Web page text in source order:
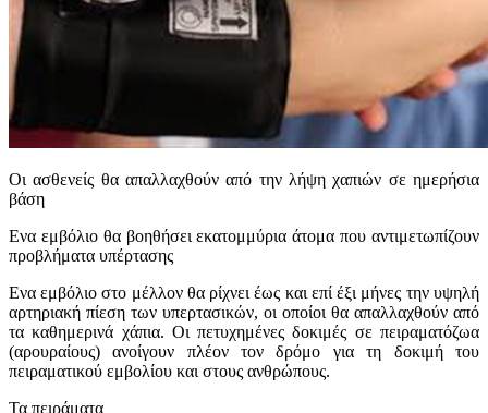
Οι ασθενείς θα απαλλαχθούν από την λήψη χαπιών σε ημερήσια
βάση
Ενα εμβόλιο θα βοηθήσει εκατομμύρια άτομα που αντιμετωπίζουν
προβλήματα υπέρτασης
Ενα εμβόλιο στο μέλλον θα ρίχνει έως και επί έξι μήνες την υψηλή
αρτηριακή πίεση των υπερτασικών, οι οποίοι θα απαλλαχθούν από
τα καθημερινά χάπια. Οι πετυχημένες δοκιμές σε πειραματόζωα
(αρουραίους) ανοίγουν πλέον τον δρόμο για τη δοκιμή του
πειραματικού εμβολίου και στους ανθρώπους.
Τα πειράματα